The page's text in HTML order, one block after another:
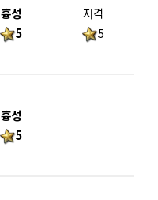
흉성
5
저격
5
흉성
5